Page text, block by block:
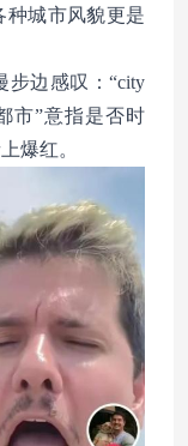
种城市风貌更是
步边感叹：“city
市”意指是否时
爆红。